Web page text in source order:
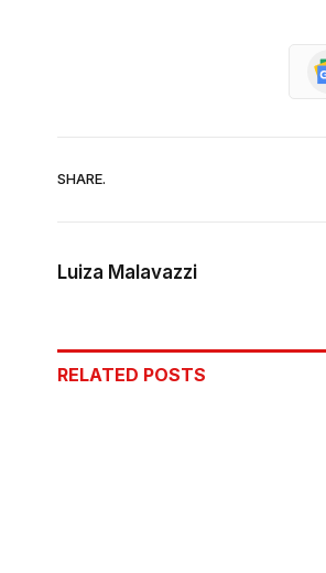
SHARE.
Luiza Malavazzi
RELATED POSTS